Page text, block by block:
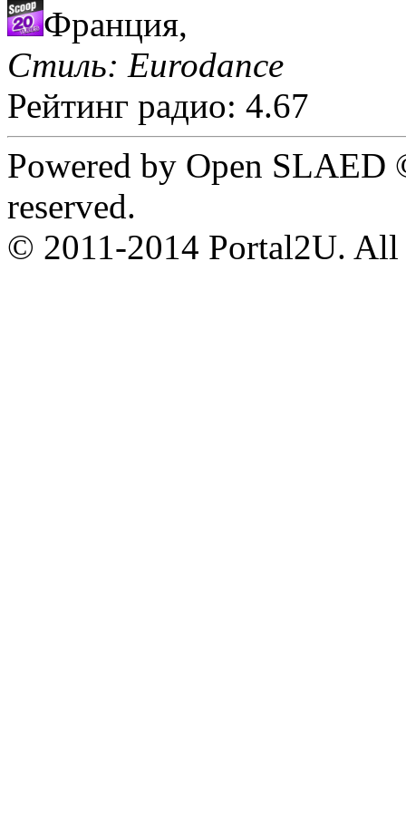
Франция,
Стиль: Eurodance
Рейтинг радио: 4.67
Powered by Open
reserved.
© 2011-2014 Portal2U. All